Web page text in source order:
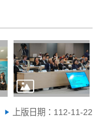
上版日期：112-11-22